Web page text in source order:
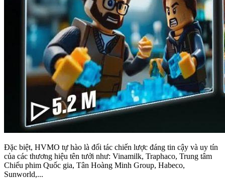
Đặc biệt, HVMO tự hào là đối tác chiến lược đáng tin cậy và uy tín
của các thương hiệu tên tưởi như: Vinamilk, Traphaco, Trung tâm
Chiếu phim Quốc gia, Tân Hoàng Minh Group, Habeco,
Sunworld,...